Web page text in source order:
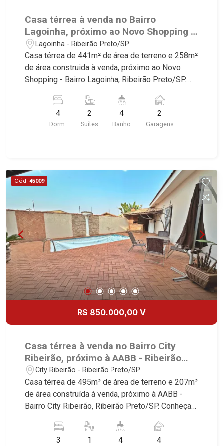
Casa térrea à venda no Bairro
Lagoinha, próximo ao Novo Shopping -
Ribeirão Preto/SP.
Lagoinha - Ribeirão Preto/SP
Casa térrea de 441m² de área de terreno e 258m²
de área construida à venda, próximo ao Novo
Shopping - Bairro Lagoinha, Ribeirão Preto/SP.
Martinelli Imobiliária selecionou para você: -
441m² de área de terreno e 258m² de área
construida - 4 dormitórios com armários sendo 2
Corredor lateral - Edícula - Iluminação - 2 vagas
Martinelli Imobiliária, referência no mercado
imobiliário desde 2000. Especialistas em Venda,
Locação e Lançamentos! Avenida João Fiúsa,
1051 - Alto da Boa Vista | Ribeirão Preto.
4
Dorm.
2
Suítes
4
Banho
2
Garagens
Cód. 45009
R$ 850.000,00 V
Casa térrea à venda no Bairro City
Ribeirão, próximo à AABB - Ribeirão
Preto/SP.
City Ribeirão - Ribeirão Preto/SP
Casa térrea de 495m² de área de terreno e 207m²
de área construída à venda, próximo à AABB -
Bairro City Ribeirão, Ribeirão Preto/SP. Conheça
Imobiliária selecionou para você: - 495m² de área
de terreno e 207m² de área construída - Esquina -
3 1 4 4